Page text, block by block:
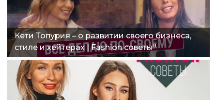
Кети Топурия – о развитии своего бизнеса,
стиле и хейтерах | Fashion советы"